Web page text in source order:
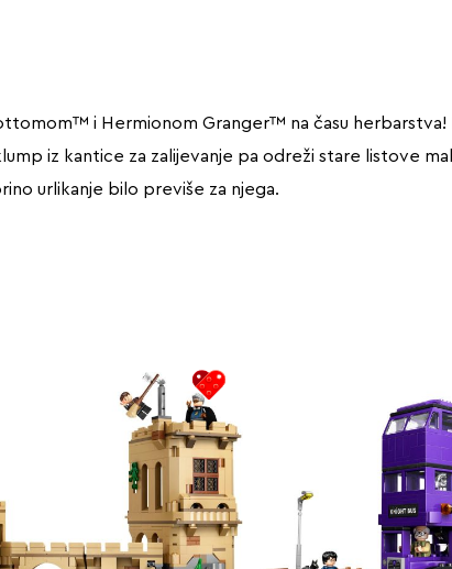
i Hermionom Granger™ na času
iz kantice za zalijevanje pa odreži stare listove
urlikanje bilo previše za njega.